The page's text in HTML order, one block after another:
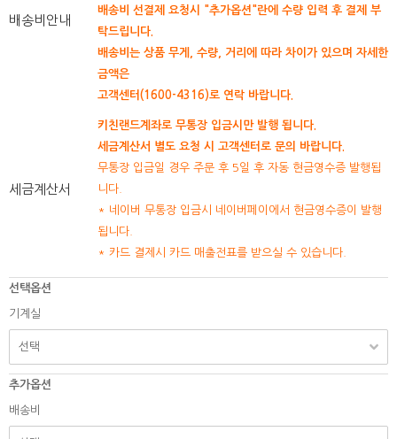
배송비안내
배송비 선결제 요청시 "추가옵션"란에 수량 입력 후 결제 부
탁드립니다.
배송비는 상품 무게, 수량, 거리에 따라 차이가 있으며 자세한
금액은
고객센터(1600-4316)로 연락 바랍니다.
세금계산서
키친랜드계좌로 무통장 입금시만 발행 됩니다.
세금계산서 별도 요청 시 고객센터로 문의 바랍니다.
무통장 입금일 경우 주문 후 5일 후 자동 현금영수증 발행됩
니다.
* 네이버 무통장 입금시 네이버페이에서 현금영수증이 발행
됩니다.
* 카드 결제시 카드 매출전표를 받으실 수 있습니다.
선택옵션
기계실
추가옵션
배송비